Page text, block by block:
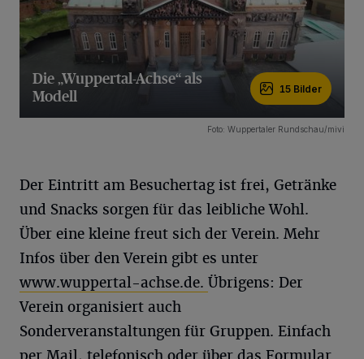
Die „Wuppertal-Achse“ als
Modell
15 Bilder
Foto: Wuppertaler Rundschau/mivi
Der Eintritt am Besuchertag ist frei, Getränke
und Snacks sorgen für das leibliche Wohl.
Über eine kleine freut sich der Verein. Mehr
Infos über den Verein gibt es unter
www.wuppertal-achse.de. Übrigens: Der
Verein organisiert auch
Sonderveranstaltungen für Gruppen. Einfach